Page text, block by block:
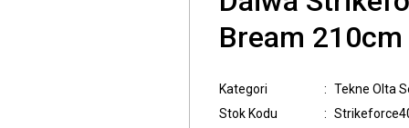
Bream
Kategori
Tekne Olta
Stok Kodu